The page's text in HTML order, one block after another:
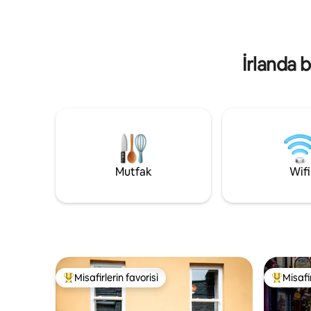
İrlanda
Mutfak Wifi
Misafirlerin favorilerinden en beğenilenler arasında
Misafirlerin favorisi